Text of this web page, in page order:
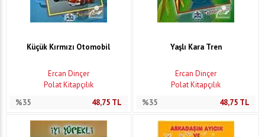
Küçük Kırmızı Otomobil
Ercan Dinçer
Polat Kitapçılık
%35
48,75TL
Yaşlı Kara Tren
Ercan Dinçer
Polat Kitapçılık
%35
48,75 TL